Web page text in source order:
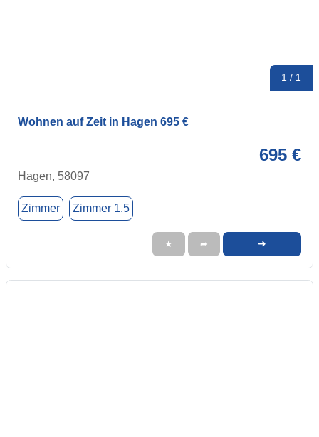
1 / 1
Wohnen auf Zeit in Hagen 695 €
695 €
Hagen, 58097
Zimmer Zimmer 1.5
★ ➦ ➜